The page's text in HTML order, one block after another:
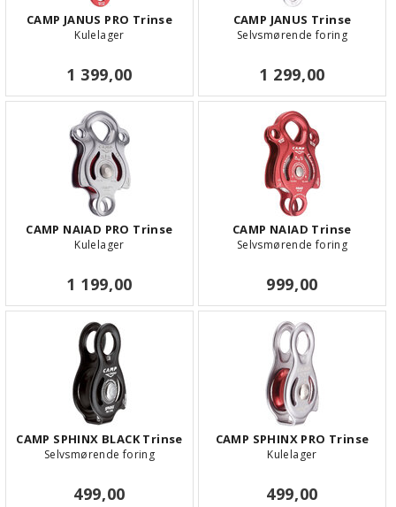
CAMP JANUS PRO Trinse
Kulelager
1 399,00
CAMP JANUS Trinse
Selvsmørende foring
1 299,00
CAMP NAIAD PRO Trinse
Kulelager
1 199,00
CAMP NAIAD Trinse
Selvsmørende foring
999,00
CAMP SPHINX BLACK Trinse
Selvsmørende foring
499,00
CAMP SPHINX PRO Trinse
Kulelager
499,00